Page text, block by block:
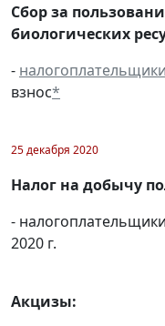
Сбор за
биологических
- налогоплательщики
взнос*
25 декабря 2020
Налог на добычу
- налогоплательщики
2020 г.
Акцизы: